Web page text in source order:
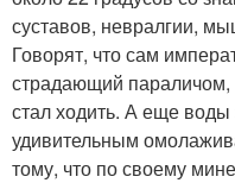
суставов, невралгии,
Говорят, что сам
страдающий параличом,
стал ходить. А еще воды
удивительным
тому, что по своему